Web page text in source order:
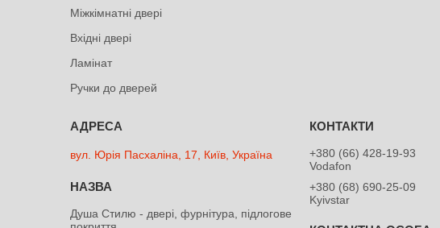
Міжкімнатні двері
Вхідні двері
Ламінат
Ручки до дверей
вул. Юрія Пасхаліна, 17, Київ, Україна
Душа Cтилю - двері, фурнітура, підлогове
+380 (66) 428-19-93
Vodafon
+380 (68) 690-25-09
Kyivstar